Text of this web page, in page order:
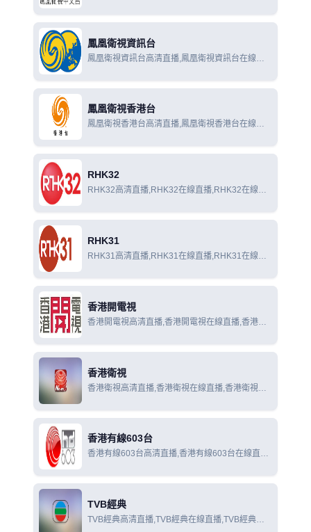
鳳凰衛視資訊台
鳳凰衛視資訊台高清直播,鳳凰衛視資訊台在線直
鳳凰衛視香港台
鳳凰衛視香港台高清直播,鳳凰衛視香港台在線直
RHK32
RHK32高清直播,RHK32在線直播,RHK32在線觀
RHK31
RHK31高清直播,RHK31在線直播,RHK31在線觀
香港開電視
香港開電視高清直播,香港開電視在線直播,香港開
香港衛視
香港衛視高清直播,香港衛視在線直播,香港衛視在
香港有線603台
香港有線603台高清直播,香港有線603台在線直播,
TVB經典
TVB經典高清直播,TVB經典在線直播,TVB經典在